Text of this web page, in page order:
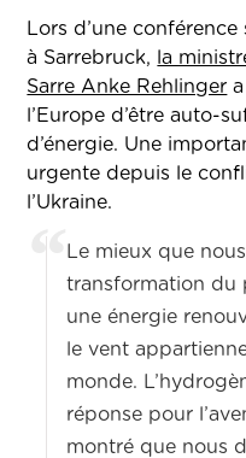
Lors d’une conférence
à Sarrebruck,
la
Sarre Anke Rehlinger
l’Europe d’être auto-
d’énergie. Une
urgente depuis le
l’Ukraine.
Le mieux que
transformation du
une énergie
le vent
monde.
réponse pour
montré que nous